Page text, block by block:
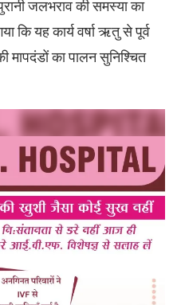
जलभराव की समस्या का
कि यह कार्य वर्षा ऋतु से पूर्व
मापदंडों का पालन सुनिश्चित